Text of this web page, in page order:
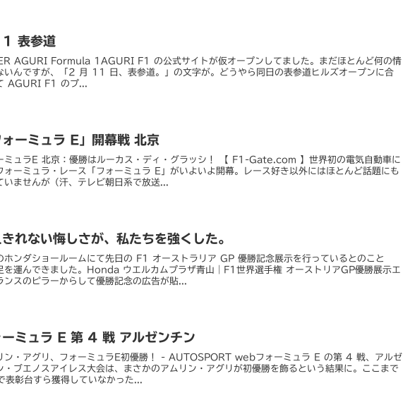
表参道
AGURI Formula 1AGURI F1 の公式サイトが仮オープンしてました。まだほとんど何の情
いんですが、「2 月 11 日、表参道。」の文字が。どうやら同日の表参道ヒルズオープンに合
AGURI F1 のプ...
ォーミュラ E」開幕戦 北京
ミュラE 北京：優勝はルーカス・ディ・グラッシ！ 【 F1-Gate.com 】世界初の電気自動車に
ォーミュラ・レース「フォーミュラ E」がいよいよ開幕。レース好き以外にはほとんど話題にも
いませんが（汗、テレビ朝日系で放送...
れない悔しさが、私たちを強くした。
ホンダショールームにて先日の F1 オーストラリア GP 優勝記念展示を行っているとのこと
を運んできました。Honda ウエルカムプラザ青山｜F1世界選手権 オーストリアGP優勝展示エ
ンスのピラーからして優勝記念の広告が貼...
ーミュラ E 第 4 戦 アルゼンチン
ン・アグリ、フォーミュラE初優勝！ - AUTOSPORT webフォーミュラ E の第 4 戦、アルゼ
・ブエノスアイレス大会は、まさかのアムリン・アグリが初優勝を飾るという結果に。ここまで
表彰台すら獲得していなかった...